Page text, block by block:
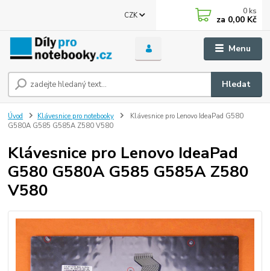
Menu
CZK
Hledat
0 ks
za 0,00 Kč
Úvod Klávesnice pro notebooky
Klávesnice pro Lenovo IdeaPad G580
G580A G585 G585A Z580 V580
Klávesnice pro Lenovo IdeaPad
G580 G580A G585 G585A Z580
V580